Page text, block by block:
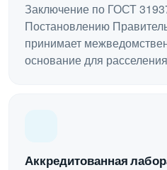
Заключение по ГОСТ
Постановлению
принимает
основание для
Аккредитованная